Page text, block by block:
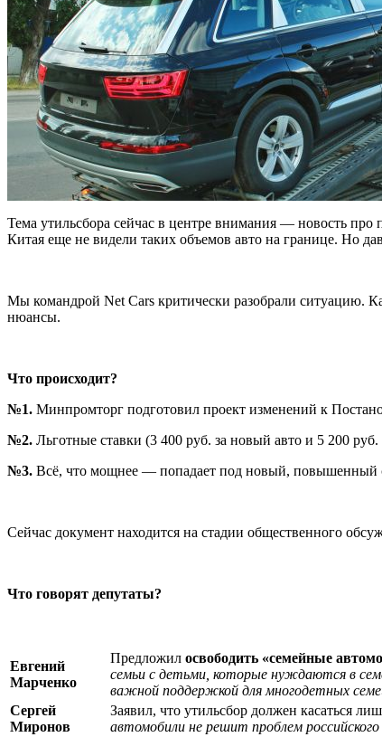
Тема утильсбора сейчас в центре внимания — новость
Китая еще не видели таких объемов авто на границе. Но
Мы командрой Net Cars критически разобрали ситуацию.
нюансы.
Что происходит?
№1. Минпромторг подготовил проект изменений к
№2. Льготные ставки (3 400 руб. за новый авто и 5 200
№3. Всё, что мощнее — попадает под новый, повышенный
Сейчас документ находится на стадии общественного
Что говорят депутаты?
Евгений
Марченко
Предложил освободить «семейные
семьи с детьми, которые нуждаются в
важной поддержкой для многодетных
Сергей
Миронов
Заявил, что утильсбор должен касаться
автомобили не решит проблем